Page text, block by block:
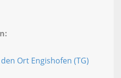
Ort Engishofen (TG)